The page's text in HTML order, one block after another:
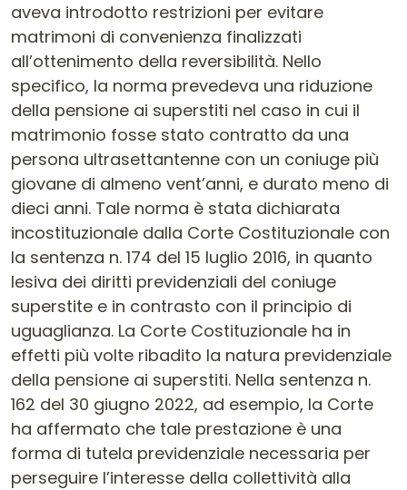
aveva introdotto restrizioni per evitare
matrimoni di convenienza finalizzati
all’ottenimento della reversibilità. Nello
specifico, la norma prevedeva una riduzione
della pensione ai superstiti nel caso in cui il
matrimonio fosse stato contratto da una
persona ultrasettantenne con un coniuge più
giovane di almeno vent’anni, e durato meno di
dieci anni. Tale norma è stata dichiarata
incostituzionale dalla Corte Costituzionale con
la sentenza n. 174 del 15 luglio 2016, in quanto
lesiva dei diritti previdenziali del coniuge
superstite e in contrasto con il principio di
uguaglianza. La Corte Costituzionale ha in
effetti più volte ribadito la natura previdenziale
della pensione ai superstiti. Nella sentenza n.
162 del 30 giugno 2022, ad esempio, la Corte
ha affermato che tale prestazione è una
forma di tutela previdenziale necessaria per
perseguire l’interesse della collettività alla